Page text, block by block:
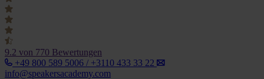
9.2 von 770 Bewertungen
+49 800 589 5006 / +3110 433 33 22
info@speakersacademy.com